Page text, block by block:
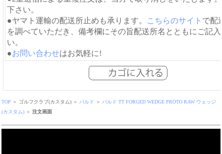
下さい。
●ヤマト運輸の配送所止めも承ります。
こちらのサイト で配
を調べていただき、備考欄にその旨配送所名とともにご記
い。
●お問い合わせはお気軽に!
TOP ＞ ゴルフクラブ(カスタム) ＞ バルド ＞ バルド TT FORGED WEDGE PROTO RAW ウェッジ
(カスタム) ＞ 注文画面